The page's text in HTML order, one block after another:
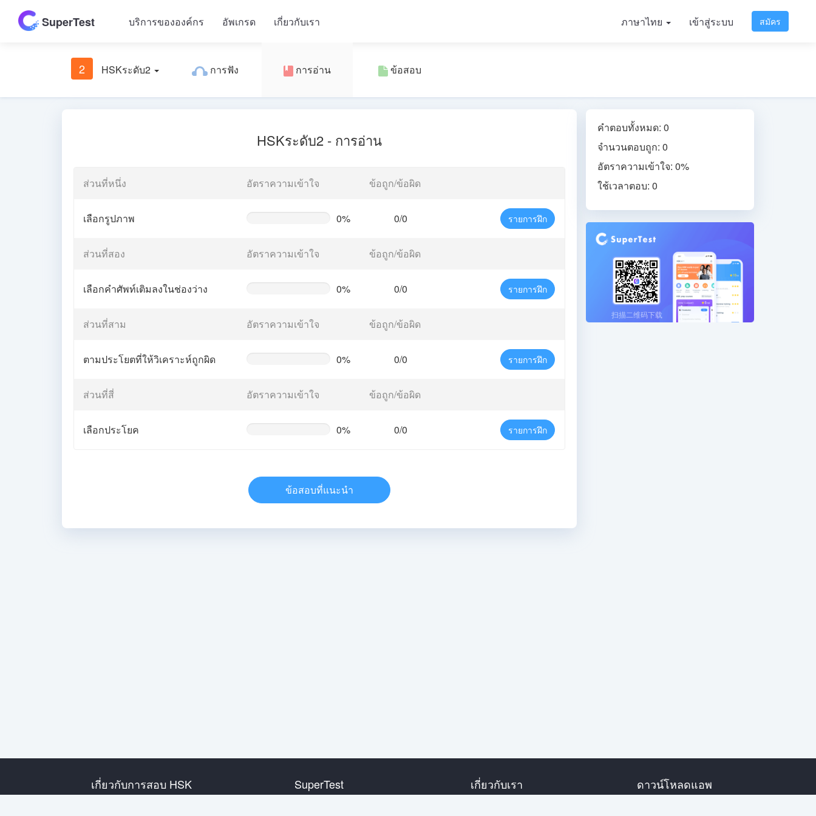
SuperTest บริการขององค์กร อัพเกรด เกี่ยวกับเรา ภาษาไทย เข้าสู่ระบบ สมัคร
2 HSKระดับ2 การฟัง การอ่าน ข้อสอบ
HSKระดับ2 - การอ่าน
ส่วนที่หนึ่ง อัตราความเข้าใจ ข้อถูก/ข้อผิด
เลือกรูปภาพ 0% 0/0 รายการฝึก
ส่วนที่สอง อัตราความเข้าใจ ข้อถูก/ข้อผิด
เลือกคำศัพท์เติมลงในช่องว่าง 0% 0/0 รายการฝึก
ส่วนที่สาม อัตราความเข้าใจ ข้อถูก/ข้อผิด
ตามประโยตที่ให้วิเคราะห์ถูกผิด 0% 0/0 รายการฝึก
ส่วนที่สี่ อัตราความเข้าใจ ข้อถูก/ข้อผิด
เลือกประโยค 0% 0/0 รายการฝึก
ข้อสอบที่แนะนำ
คำตอบทั้งหมด: 0
จำนวนตอบถูก: 0
อัตราความเข้าใจ: 0%
ใช้เวลาตอบ: 0
扫描二维码下载
เกี่ยวกับการสอบ HSK SuperTest เกี่ยวกับเรา ดาวน์โหลดแอพ